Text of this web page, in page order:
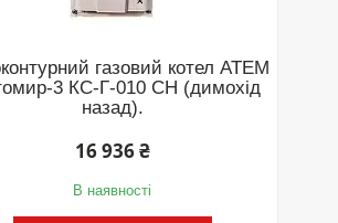
газовий котел АТЕМ
3 КС-Г-010 СН (димохід
назад).
16 936 ₴
В наявності